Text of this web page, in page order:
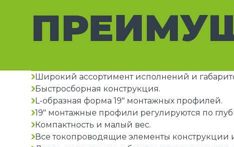
Широкий ассортимент исполнений и
Быстросборная конструкция.
L-образная форма 19" монтажных профилей.
19" монтажные профили регулируются по
Компактность и малый вес.
Все токопроводящие элементы